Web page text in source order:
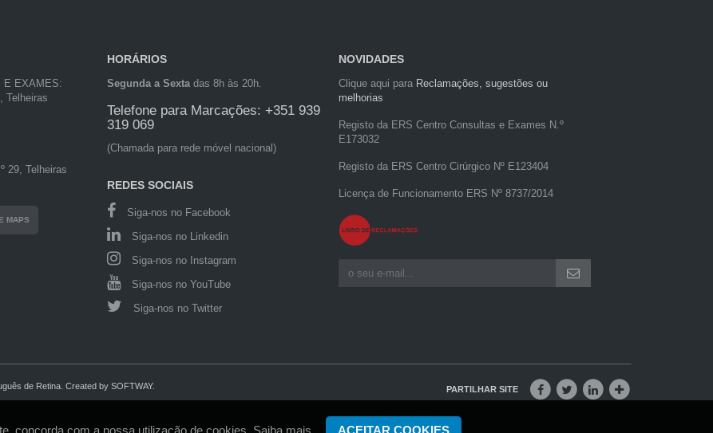
E EXAMES:
Telheiras
29, Telheiras
MAPS
HORÁRIOS
Segunda a Sextadas 8h às 20h.
Telefone para Marcações: +351 939
319 069
(Chamada para rede móvel nacional)
REDES SOCIAIS
Siga-nos no Facebook
Siga-nos no Linkedin
Siga-nos no Instagram
Siga-nos no YouTube
Siga-nos no Twitter
NOVIDADES
Clique aqui para Reclamações, sugestões ou
melhorias
Registo da ERS Centro Consultas e Exames N.º
E173032
Registo da ERS Centro Cirúrgico Nº E123404
Licença de Funcionamento ERS Nº 8737/2014
de Retina. Created by SOFTWAY. PARTILHAR SITE
concorda com a nossa utilização de cookies. Saiba mais. ACEITAR COOKIES